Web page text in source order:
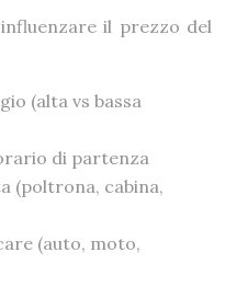
il prezzo del
(alta vs bassa
di partenza
(poltrona, cabina,
(auto, moto,